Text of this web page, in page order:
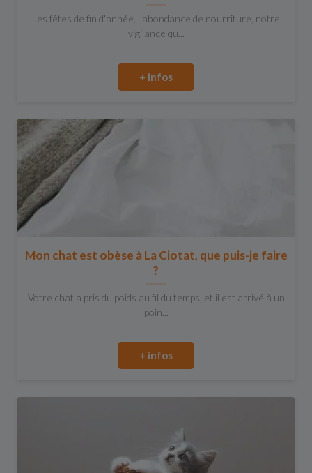
Les fêtes de fin d'année, l’abondance de nourriture, notre
vigilance qu...
+ infos
Mon chat est obèse à La Ciotat, que puis-je faire
?
Votre chat a pris du poids au fil du temps, et il est arrivé à un
poin...
+ infos